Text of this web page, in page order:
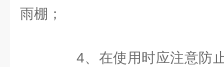
雨棚；
4、在使用时应注意防止